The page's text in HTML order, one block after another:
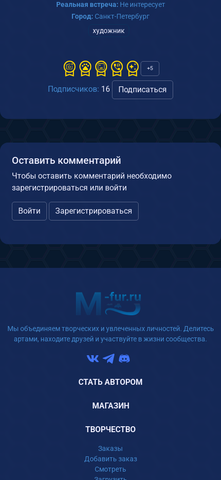
Реальная встреча: Не интересует
Город: Санкт-Петербург
художник
+5
Подписчиков: 16 Подписаться
Оставить комментарий
Чтобы оставить комментарий необходимо
зарегистрироваться или войти
Войти Зарегистрироваться
Мы объединяем творческих и увлеченных личностей. Делитесь
артами, находите друзей и участвуйте в жизни сообщества.
СТАТЬ АВТОРОМ
МАГАЗИН
ТВОРЧЕСТВО
Заказы
Добавить заказ
Смотреть